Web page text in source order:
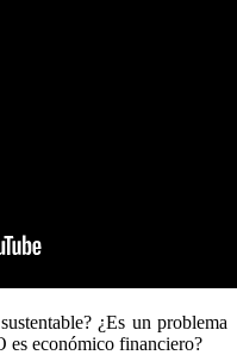
¿Es un problema
es económico financiero?